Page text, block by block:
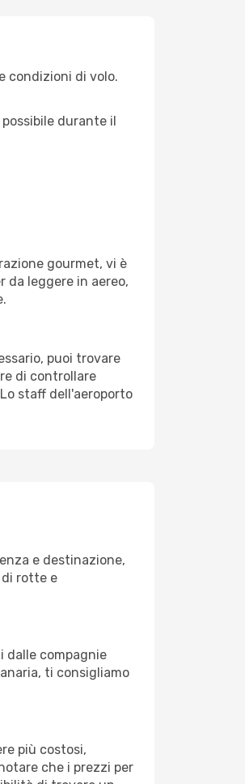
condizioni di volo.
durante il
gourmet, vi è
da leggere in aereo,
puoi trovare
di controllare
staff dell'aeroporto
e destinazione,
di rotte e
dalle compagnie
ti consigliamo
più costosi,
che i prezzi per